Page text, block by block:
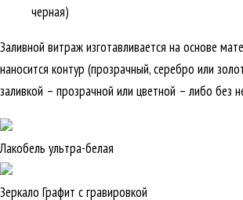
черная)
Заливной витраж изготавливается на основе
наносится контур (прозрачный, серебро или
заливкой – прозрачной или цветной – либо без
Лакобель ультра-белая
Зеркало Графит с гравировкой